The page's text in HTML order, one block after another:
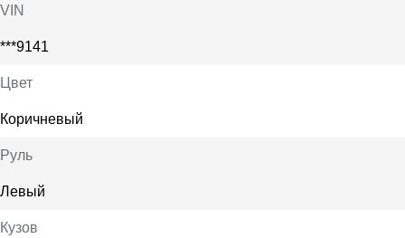
VIN
***9141
Цвет
Коричневый
Руль
Левый
Кузов